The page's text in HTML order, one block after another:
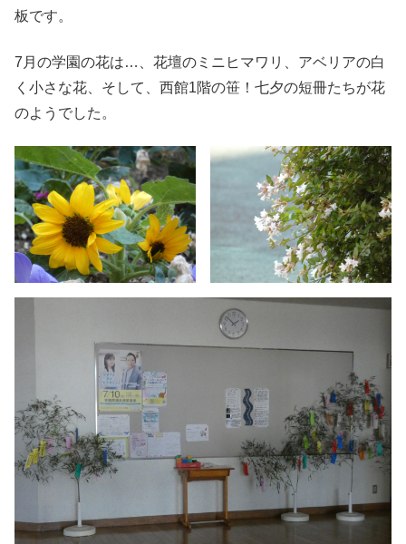
板です。
7月の学園の花は…、花壇のミニヒマワリ、アベリアの白
く小さな花、そして、西館1階の笹！七夕の短冊たちが花
のようでした。